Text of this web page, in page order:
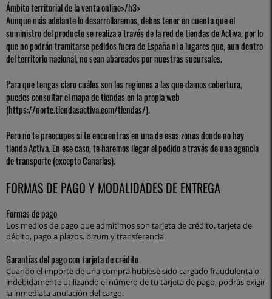
Ámbito territorial de la venta online>/h3>
Aunque más adelante lo desarrollaremos, debes tener en cuenta que el
suministro del producto se realiza a través de la red de tiendas de Activa, por lo
que no podrán tramitarse pedidos fuera de España ni a lugares que, aun dentro
del territorio nacional, no sean abarcados por nuestras sucursales.
Para que tengas claro cuáles son las regiones a las que damos cobertura,
puedes consultar el mapa de tiendas en la propia web
(https://norte.tiendasactiva.com/tiendas/).
Pero no te preocupes si te encuentras en una de esas zonas donde no hay
tienda Activa. En ese caso, te haremos llegar el pedido a través de una agencia
de transporte (excepto Canarias).
FORMAS DE PAGO Y MODALIDADES DE ENTREGA
Formas de pago
Los medios de pago que admitimos son tarjeta de crédito, tarjeta de
débito, pago a plazos, bizum y transferencia.
Garantías del pago con tarjeta de crédito
Cuando el importe de una compra hubiese sido cargado fraudulenta o
indebidamente utilizando el número de tu tarjeta de pago, podrás exigir
la inmediata anulación del cargo.